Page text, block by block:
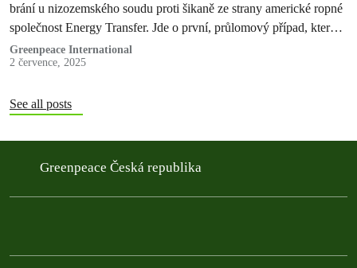
brání u nizozemského soudu proti šikaně ze strany americké ropné
společnost Energy Transfer. Jde o první, průlomový případ, který
otestuje novou…
Greenpeace International
2 července, 2025
See all posts
Greenpeace Česká republika